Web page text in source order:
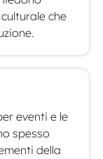
che
eventi e le
spesso
della